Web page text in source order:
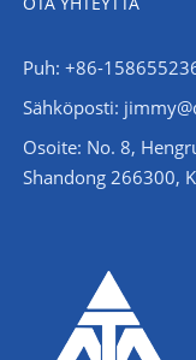
Puh: +86-
Sähköposti:
Osoite: No. 8,
Shandong 266300,